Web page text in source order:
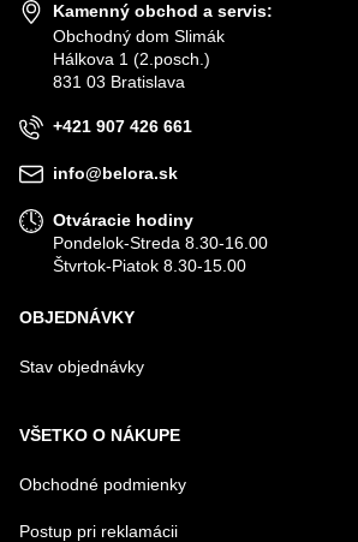
Kamenný obchod a servis:
Obchodný dom Slimák
Hálkova 1 (2.posch.)
831 03 Bratislava
+421 907 426 661
info@belora.sk
Otváracie hodiny
Pondelok-Streda 8.30-16.00
Štvrtok-Piatok 8.30-15.00
OBJEDNÁVKY
Stav objednávky
VŠETKO O NÁKUPE
Obchodné podmienky
Postup pri reklamácii